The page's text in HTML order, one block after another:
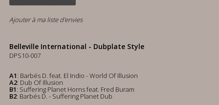
Ajouter à ma liste d'envies
Belleville International - Dubplate Style
DPS10-007
A1: Barbés D. feat. El Indio - World Of Illusion
A2: Dub Of Illusion
B1: Suffering Planet Horns feat. Fred Buram
B2: Barbés D. - Suffering Planet Dub